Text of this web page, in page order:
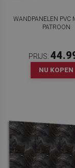
WANDPANELEN PVC
PATROON
PRIJS:
NU KOPEN